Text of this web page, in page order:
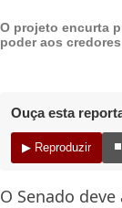
O projeto encurta
poder aos credores
Ouça esta
▶ Reproduzir
O Senado